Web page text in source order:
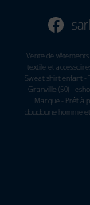
Vente de
textile et
Sweat shirt enfant -
Granville (50) -
Marque - Prêt à
doudoune homme